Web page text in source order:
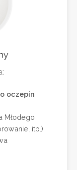
oczepin
Młodego
itp.)